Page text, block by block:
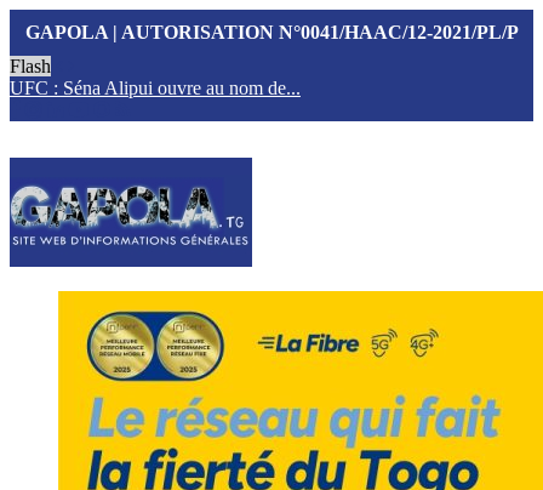
GAPOLA | AUTORISATION N°0041/HAAC/12-2021/PL/P
Flash
UFC : Séna Alipui ouvre au nom de...